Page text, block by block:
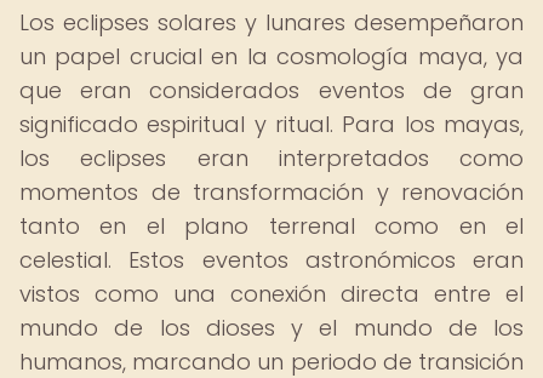
Los eclipses solares y lunares desempeñaron
un papel crucial en la cosmología maya, ya
que eran considerados eventos de gran
significado espiritual y ritual. Para los mayas,
los eclipses eran interpretados como
momentos de transformación y renovación
tanto en el plano terrenal como en el
celestial. Estos eventos astronómicos eran
vistos como una conexión directa entre el
mundo de los dioses y el mundo de los
humanos, marcando un periodo de transición